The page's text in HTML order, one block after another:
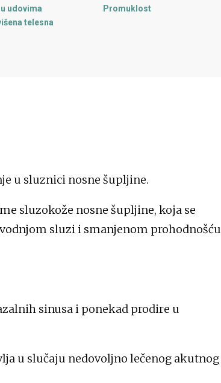
u udovima
Promuklost
telesna
u sluznici nosne šupljine.
sluzokože nosne šupljine, koja se
sluzi i smanjenom prohodnošću
sinusa i ponekad prodire u
u slučaju nedovoljno lečenog akutnog